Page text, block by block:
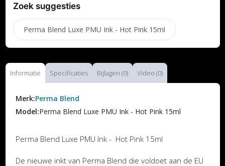
Zoek suggesties
Perma Blend Luxe PMU Ink - Hot Pink 15ml
Informatie Specificaties Bijlagen (0) Video (0)
Merk:Perma Blend
Model:Perma Blend Luxe PMU Ink - Hot Pink 15ml
Perma Blend Luxe PMU Ink - Hot Pink 15ml
De nieuwe inkt van Perma Blend die voldoet aan de EU